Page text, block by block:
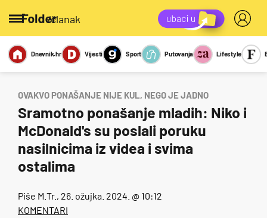
/članak
Miks Kviz
Report
Sexy
Dnevnik.hr Vijesti Sport Putovanja Lifestyle
OVAKVO PONAŠANJE NIJE KUL, NEGO JE JADNO
Sramotno ponašanje mladih: Niko i
McDonald's su poslali poruku
nasilnicima iz videa i svima
ostalima
Piše M.Tr. , 26. ožujka. 2024. @ 10:12
KOMENTARI